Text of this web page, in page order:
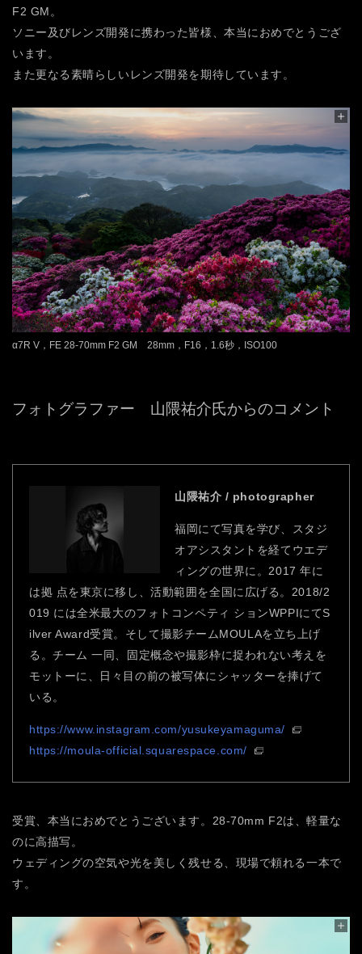
F2 GM。
ソニー及びレンズ開発に携わった皆様、本当におめでとうござ
います。
また更なる素晴らしいレンズ開発を期待しています。
α7R V，FE 28-70mm F2 GM 28mm，F16，1.6秒，ISO100
フォトグラファー 山隈祐介氏からのコメント
山隈祐介 / photographer
福岡にて写真を学び、スタジ
オアシスタントを経てウエデ
ィングの世界に。2017 年に
は拠 点を東京に移し、活動範囲を全国に広げる。2018/2
019 には全米最大のフォトコンペティ ションWPPIにてS
ilver Award受賞。そして撮影チームMOULAを立ち上げ
る。チーム 一同、固定概念や撮影枠に捉われない考えを
モットーに、日々目の前の被写体にシャッターを捧げて
いる。
https://www.instagram.com/yusukeyamaguma/
https://moula-official.squarespace.com/
受賞、本当におめでとうございます。28-70mm F2は、軽量な
のに高描写。
ウェディングの空気や光を美しく残せる、現場で頼れる一本で
す。